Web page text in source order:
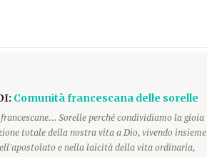
Comunità francescana delle sorelle
Sorelle perché condividiamo la gioia
totale della nostra vita a Dio, vivendo insieme
e nella laicità della vita ordinaria,